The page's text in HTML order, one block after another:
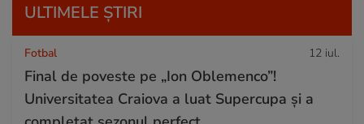
ULTIMELE ȘTIRI
Fotbal 12 iul.
Final de poveste pe „Ion Oblemenco”!
Universitatea Craiova a luat Supercupa și a